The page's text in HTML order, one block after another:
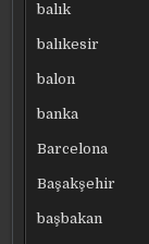
balık
balıkesir
balon
banka
Barcelona
Başakşehir
başbakan